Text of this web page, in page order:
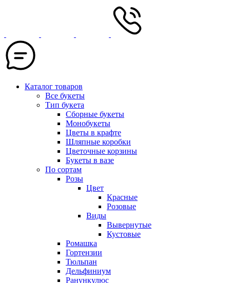
Каталог товаров
Все букеты
Тип букета
Сборные букеты
Монобукеты
Цветы в крафте
Шляпные коробки
Цветочные корзины
Букеты в вазе
По сортам
Розы
Цвет
Красные
Розовые
Виды
Вывернутые
Кустовые
Ромашка
Гортензии
Тюльпан
Дельфиниум
Ранункулюс